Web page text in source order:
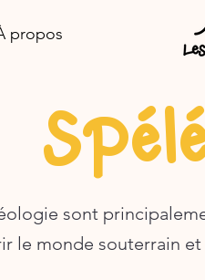
propos
sont
le monde souterrain